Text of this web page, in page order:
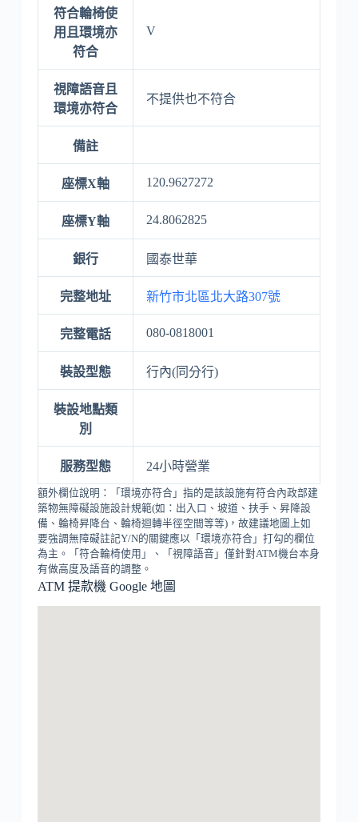
符合輪椅使
用且環境亦
符合
V
視障語音且
環境亦符合
不提供也不符合
備註
座標X軸 120.9627272
座標Y軸 24.8062825
銀行 國泰世華
完整地址 新竹市北區北大路307號
完整電話 080-0818001
裝設型態 行內(同分行)
裝設地點類
別
服務型態 24小時營業
額外欄位說明：「環境亦符合」指的是該設施有符合內政部建
築物無障礙設施設計規範(如：出入口、坡道、扶手、昇降設
備、輪椅昇降台、輪椅迴轉半徑空間等等)，故建議地圖上如
要強調無障礙註記Y/N的關鍵應以「環境亦符合」打勾的欄位
為主。「符合輪椅使用」、「視障語音」僅針對ATM機台本身
有做高度及語音的調整。
ATM 提款機 Google 地圖